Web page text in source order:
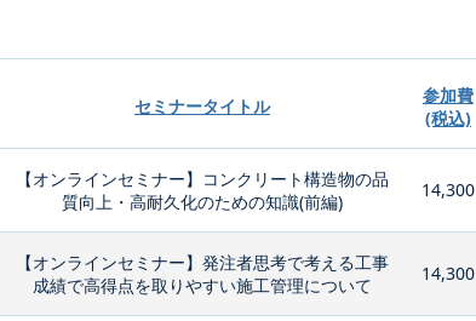
セミナータイトル
参加費
(税込)
【オンラインセミナー】コンクリート構造物の品
質向上・高耐久化のための知識(前編)
14,300
【オンラインセミナー】発注者思考で考える工事
成績で高得点を取りやすい施工管理について
14,300